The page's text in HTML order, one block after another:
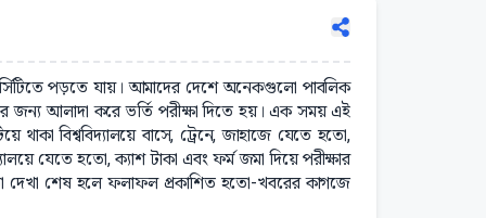
পড়তে যায়। আমাদের দেশে অনেকগুলো পাবলিক
জন্য আলাদা করে ভর্তি পরীক্ষা দিতে হয়। এক সময় এই
থাকা বিশ্ববিদ্যালয়ে বাসে, ট্রেনে, জাহাজে যেতে হতো,
যেতে হতো, ক্যাশ টাকা এবং ফর্ম জমা দিয়ে পরীক্ষার
দেখা শেষ হলে ফলাফল প্রকাশিত হতো-খবরের কাগজে